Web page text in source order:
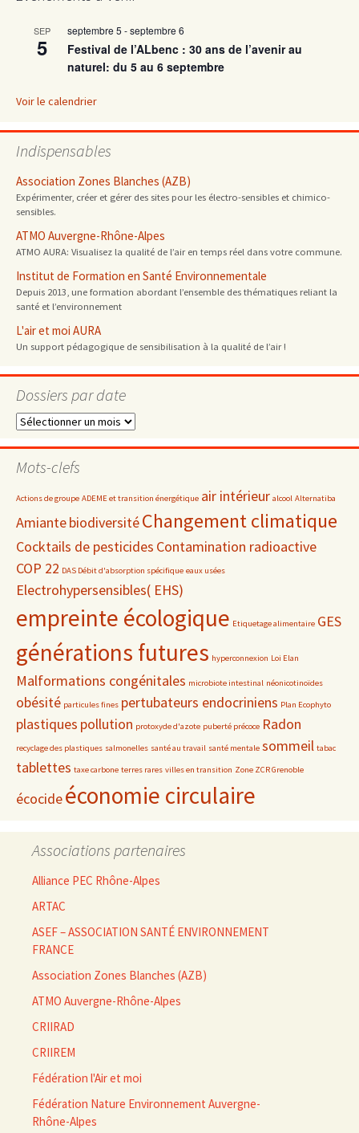
SEP
5
septembre 5 -septembre 6
Festival de l’ALbenc : 30 ans de l’avenir au
naturel: du 5 au 6 septembre
Voir le calendrier
Indispensables
Association Zones Blanches (AZB)
Expérimenter, créer et gérer des sites pour les électro-sensibles et chimico-
sensibles.
ATMO Auvergne-Rhône-Alpes
ATMO AURA: Visualisez la qualité de l’air en temps réel dans votre commune.
Institut de Formation en Santé Environnementale
Depuis 2013, une formation abordant l’ensemble des thématiques reliant la
santé et l’environnement
L'air et moi AURA
Un support pédagogique de sensibilisation à la qualité de l’air !
Dossiers par date
Dossiers
date
Mots-clefs
Actions de groupe ADEME et transition énergétique air intérieur alcool Alternatiba
AmiantebiodiversitéChangement climatique
Cocktails de pesticides Contamination radioactive
COP 22 DAS Débit d'absorption spécifique eaux usées
Electrohypersensibles( EHS)
empreinte écologique Etiquetage alimentaire GES
générations futures hyperconnexion Loi Elan
Malformations congénitales microbiote intestinal néonicotinoïdes
obésité particules fines pertubateurs endocriniens Plan Ecophyto
plastiques pollution protoxyde d'azote puberté précoce Radon
recyclage des plastiques salmonelles santé au travail santé mentale sommeil tabac
tablettes taxe carbone terres rares villes en transition Zone ZCR Grenoble
écocideéconomie circulaire
Associations partenaires
Alliance PEC Rhône-Alpes
ARTAC
ASEF – ASSOCIATION SANTÉ ENVIRONNEMENT
FRANCE
Association Zones Blanches (AZB)
ATMO Auvergne-Rhône-Alpes
CRIIRAD
CRIIREM
Fédération l'Air et moi
Fédération Nature Environnement Auvergne-
Rhône-Alpes